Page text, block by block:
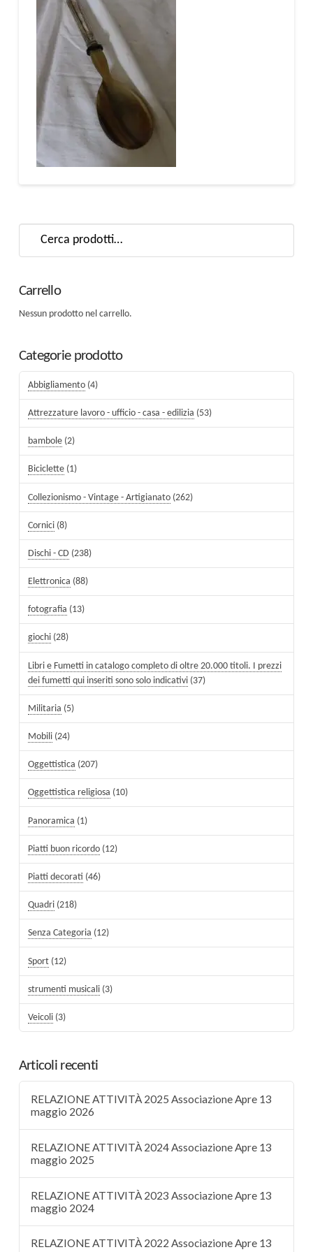
Carrello
Nessun prodotto nel carrello.
Categorie prodotto
Abbigliamento (4)
Attrezzature lavoro - ufficio - casa - edilizia (53)
bambole (2)
Biciclette (1)
Collezionismo - Vintage - Artigianato (262)
Cornici (8)
Dischi - CD (238)
Elettronica (88)
fotografia (13)
giochi (28)
Libri e Fumetti in catalogo completo di oltre 20.000 titoli. I prezzi
dei fumetti qui inseriti sono solo indicativi (37)
Militaria (5)
Mobili (24)
Oggettistica (207)
Oggettistica religiosa (10)
Panoramica (1)
Piatti buon ricordo (12)
Piatti decorati (46)
Quadri (218)
Senza Categoria (12)
Sport (12)
strumenti musicali (3)
Veicoli (3)
Articoli recenti
RELAZIONE ATTIVITÀ 2025 Associazione Apre 13
maggio 2026
RELAZIONE ATTIVITÀ 2024 Associazione Apre 13
maggio 2025
RELAZIONE ATTIVITÀ 2023 Associazione Apre 13
maggio 2024
RELAZIONE ATTIVITÀ 2022 Associazione Apre 13